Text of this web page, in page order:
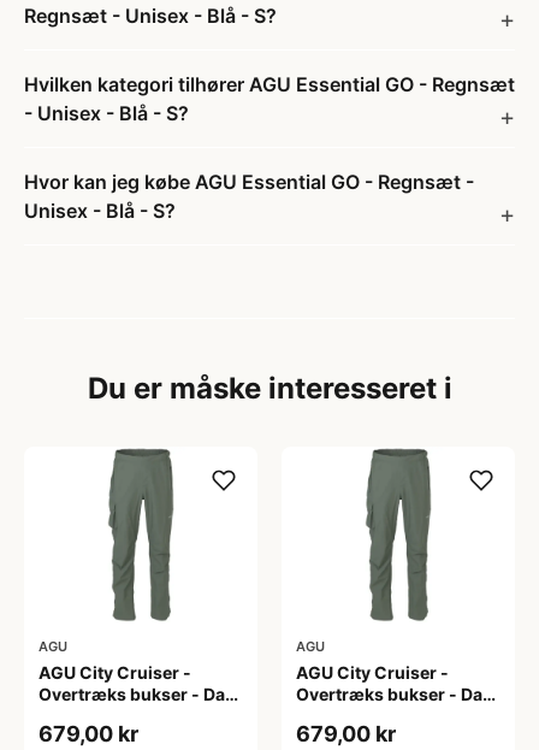
Regnsæt - Unisex - Blå - S?
Hvilken kategori tilhører AGU Essential GO - Regnsæt
- Unisex - Blå - S?
Hvor kan jeg købe AGU Essential GO - Regnsæt -
Unisex - Blå - S?
Du er måske interesseret i
AGU
AGU City Cruiser -
Overtræks bukser - Dark
679,00 kr
AGU
AGU City Cruiser -
Overtræks bukser - Dark
679,00 kr